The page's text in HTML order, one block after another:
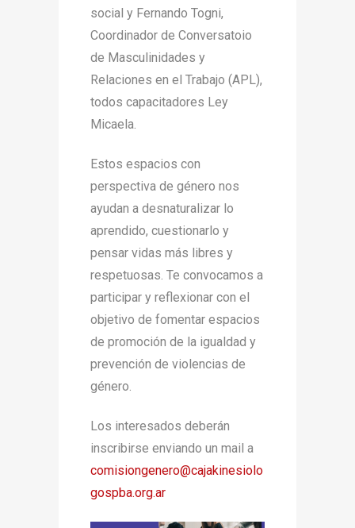
social y Fernando Togni,
Coordinador de Conversatoio
de Masculinidades y
Relaciones en el Trabajo (APL),
todos capacitadores Ley
Micaela.
Estos espacios con
perspectiva de género nos
ayudan a desnaturalizar lo
aprendido, cuestionarlo y
pensar vidas más libres y
respetuosas. Te convocamos a
participar y reflexionar con el
objetivo de fomentar espacios
de promoción de la igualdad y
prevención de violencias de
género.
Los interesados deberán
inscribirse enviando un mail a
comisiongenero@cajakinesiolo
gospba.org.ar